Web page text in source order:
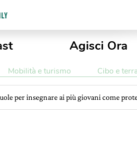
Agisci Ora
Mobilità e turismo Cibo e
per insegnare ai più giovani come